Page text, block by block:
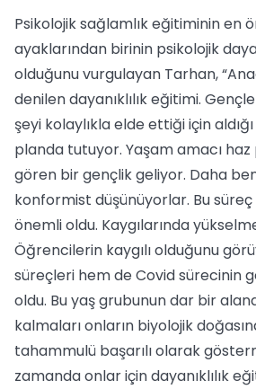
Psikolojik sağlamlık eğitiminin en
ayaklarından birinin psikolojik
olduğunu vurgulayan Tarhan,
denilen dayanıklılık eğitimi.
şeyi kolaylıkla elde ettiği için
planda tutuyor. Yaşam amacı haz
gören bir gençlik geliyor. Daha
konformist düşünüyorlar. Bu
önemli oldu. Kaygılarında
Öğrencilerin kaygılı olduğunu
süreçleri hem de Covid sürecinin
oldu. Bu yaş grubunun dar bir
kalmaları onların biyolojik
tahammulü başarılı olarak
zamanda onlar için dayanıklılık